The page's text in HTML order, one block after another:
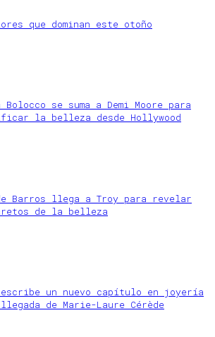
que dominan este otoño
se suma a Demi Moore para
la belleza desde Hollywood
Barros llega a Troy para revelar
de la belleza
escribe un nuevo capítulo en joyería
de Marie-Laure Cérède